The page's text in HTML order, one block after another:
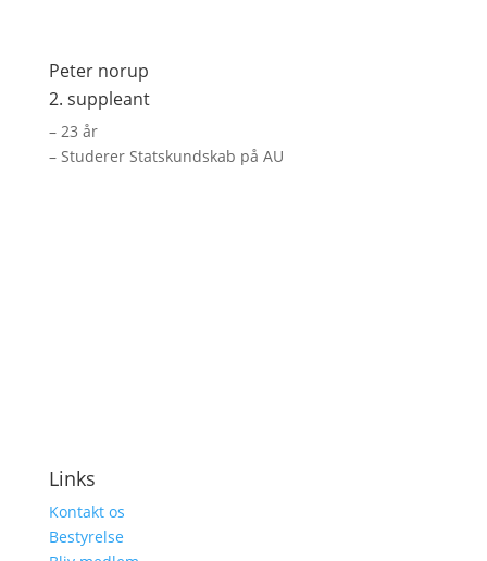
Peter norup
2. suppleant
– 23 år
– Studerer Statskundskab på AU
Links
Kontakt os
Bestyrelse